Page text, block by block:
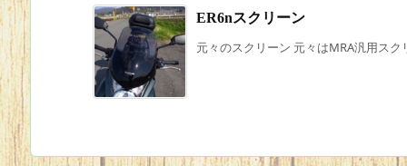
ER6nスクリーン
元々のスクリーン 元々はMRA汎用ス